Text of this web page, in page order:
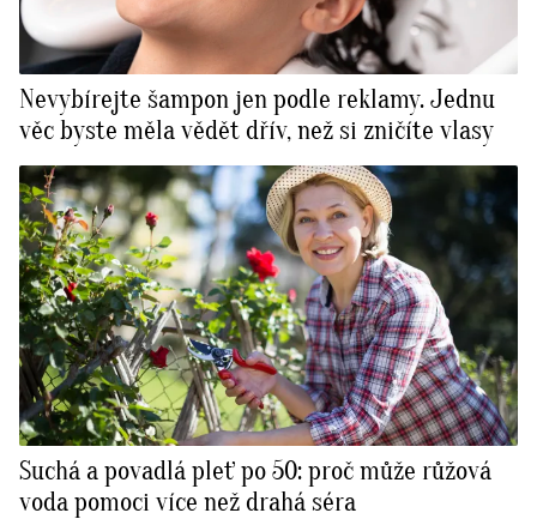
Nevybírejte šampon jen podle reklamy. Jednu
věc byste měla vědět dřív, než si zničíte vlasy
Suchá a povadlá pleť po 50: proč může růžová
voda pomoci více než drahá séra